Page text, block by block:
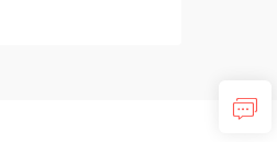
วามรวดเร็ว
จะต้